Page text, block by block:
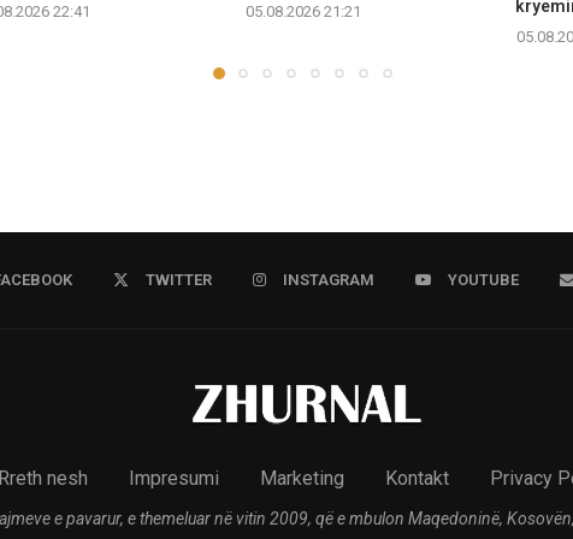
22:41 05.08.2026 21:21
TWITTER INSTAGRAM YOUTUBE
Rreth nesh Impresumi Marketing Kontakt Privacy
e pavarur, e themeluar në vitin 2009, që e mbulon Maqedoninë,